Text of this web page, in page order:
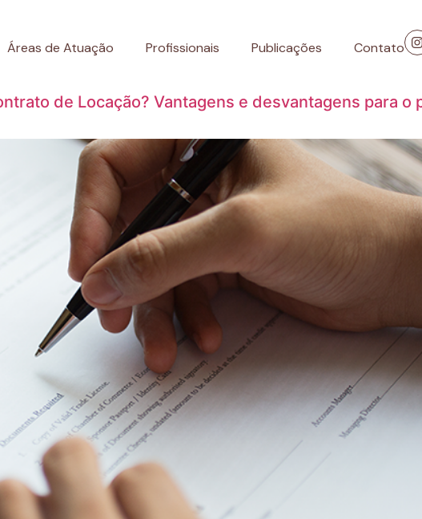
Áreas de Atuação Profissionais Publicações Contato
de Locação? Vantagens e desvantagens para o